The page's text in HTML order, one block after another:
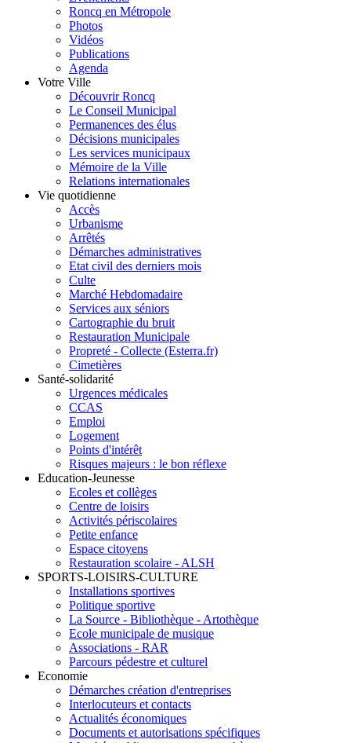
Roncq en Métropole
Photos
Vidéos
Publications
Agenda
Votre Ville
Découvrir Roncq
Le Conseil Municipal
Permanences des élus
Décisions municipales
Les services municipaux
Mémoire de la Ville
Relations internationales
Vie quotidienne
Accès
Urbanisme
Arrêtés
Démarches administratives
Etat civil des derniers mois
Culte
Marché Hebdomadaire
Services aux séniors
Cartographie du bruit
Restauration Municipale
Propreté - Collecte (Esterra.fr)
Cimetières
Santé-solidarité
Urgences médicales
CCAS
Emploi
Logement
Points d'intérêt
Risques majeurs : le bon réflexe
Education-Jeunesse
Ecoles et collèges
Centre de loisirs
Activités périscolaires
Petite enfance
Espace citoyens
Restauration scolaire - ALSH
SPORTS-LOISIRS-CULTURE
Installations sportives
Politique sportive
La Source - Bibliothèque - Artothèque
Ecole municipale de musique
Associations - RAR
Parcours pédestre et culturel
Economie
Démarches création d'entreprises
Interlocuteurs et contacts
Actualités économiques
Documents et autorisations spécifiques